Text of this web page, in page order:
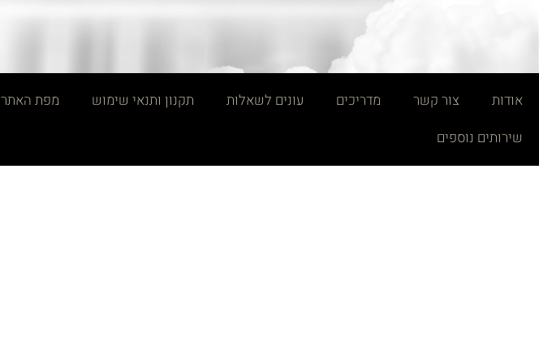
אודות צור קשר מדריכים עונים לשאלות תקנון ותנאי שימוש
מפת האתר
שירותים נוספים